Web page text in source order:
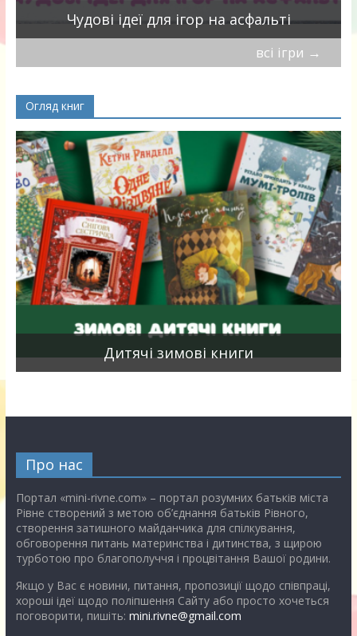
Чудові ідеї для ігор на асфальті
всі ігри →
Огляд книг
Дитячі зимові книги
Про нас
Портал «mini-rivne.com» – портал розумних батьків міста
Рівне створений з метою об’єднання батьків Рівного,
створення затишного майданчика для спілкування,
обговорення питань материнства і дитинства, з щирою
турботою про благополуччя і процвітання Вашої родини.
Якщо у Вас є новини, питання, пропозиції щодо співпраці,
хороші ідеї щодо поліпшення Сайту або просто хочеться
поговорити, пишіть: mini.rivne@gmail.com